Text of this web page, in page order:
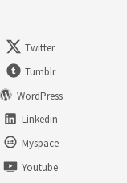
Twitter
Tumblr
WordPress
Linkedin
Myspace
Youtube